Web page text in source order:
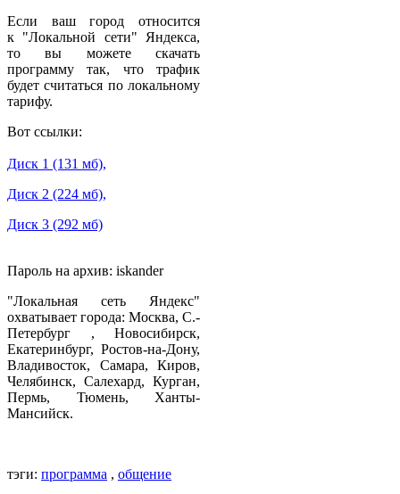
Если ваш город относится
к "Локальной сети" Яндекса,
то вы можете скачать
программу так, что трафик
будет считаться по локальному
тарифу.
Вот ссылки:
Диск 1 (131 мб),
Диск 2 (224 мб),
Диск 3 (292 мб)
Пароль на архив: iskander
"Локальная сеть Яндекс"
охватывает города: Москва, С.-
Петербург , Новосибирск,
Екатеринбург, Ростов-на-Дону,
Владивосток, Самара, Киров,
Челябинск, Салехард, Курган,
Пермь, Тюмень, Ханты-
Мансийск.
тэги: программа , общение